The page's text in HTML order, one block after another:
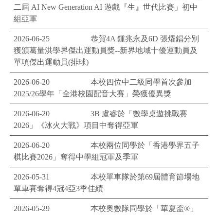
二屆 AI New Generation AI 遊戲『生』世代比賽」初中
組亞軍
2026-06-25
恭賀4A 鍾兆永及6D 張燿錩分別
獲頒葛量洪學界傑出運動員獎--新界地域十優運動員及
單項傑出運動員(排球)
2026-06-20
本校四位中二級同學首次參加
2025/26學年「全港校園配音大賽」榮獲優異獎
2026-06-20
3B 盧睿於「數學桌遊挑戰賽
2026」《冰火大戰》項目中奪得亞軍
2026-06-20
本校兩位同學於「香港學界五子
棋比賽2026」奪得中學組冠軍及季軍
2026-05-31
本校單車隊於第69屆體育節場地
單車賽奪得4冠4亞3季佳績
2026-05-29
本校奥數隊同學於「華夏盃®」